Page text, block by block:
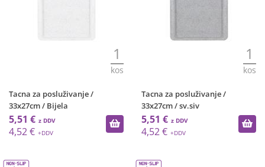
1
kos
Tacna za posluživanje /
33x27cm / Bijela
5,51 €
4,52 €
1
kos
Tacna za posluživanje /
33x27cm / sv.siv
5,51 €
4,52 €